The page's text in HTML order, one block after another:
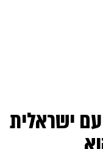
ישראלית